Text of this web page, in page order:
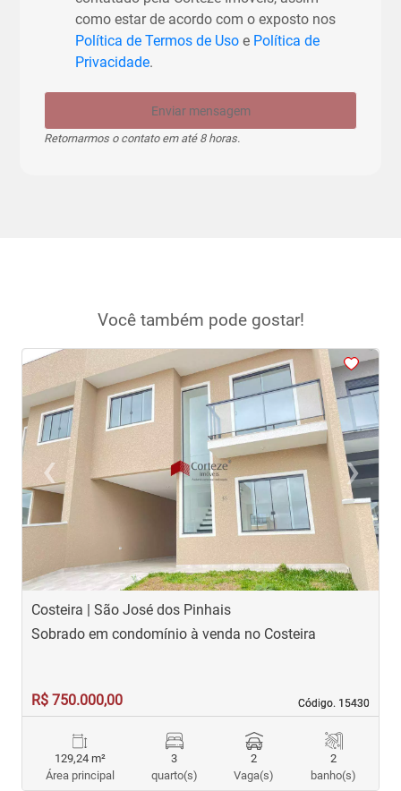
como estar de acordo com o exposto nos
Política de Termos de Uso e Política de
Privacidade.
Enviar mensagem
Retornarmos o contato em até 8 horas.
Você também pode gostar!
<<<<
‹Previous ›Next
Costeira | São José dos Pinhais
Código. 15430
Código. 15430
Sobrado em condomínio à venda no Costeira
R$ 750.000,00
129,24 m²
Área principal
3
quarto(s)
2
Vaga(s)
2
banho(s)